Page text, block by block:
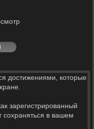
достижениями, которые
зарегистрированный
сохраняться в вашем